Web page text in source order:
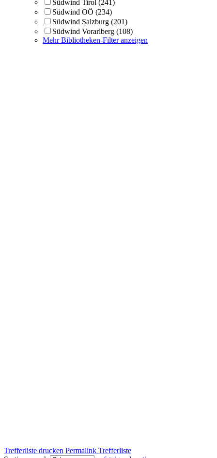
Südwind Tirol (241)
Südwind OÖ (234)
Südwind Salzburg (201)
Südwind Vorarlberg (108)
Mehr Bibliotheken-Filter anzeigen
Trefferliste drucken Permalink Trefferliste